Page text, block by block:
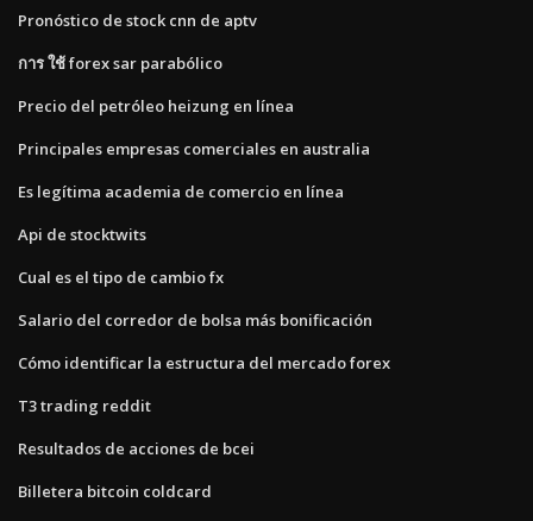
Pronóstico de stock cnn de aptv
การ ใช้ forex sar parabólico
Precio del petróleo heizung en línea
Principales empresas comerciales en australia
Es legítima academia de comercio en línea
Api de stocktwits
Cual es el tipo de cambio fx
Salario del corredor de bolsa más bonificación
Cómo identificar la estructura del mercado forex
T3 trading reddit
Resultados de acciones de bcei
Billetera bitcoin coldcard